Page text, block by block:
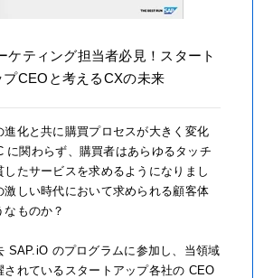
ケティング担当者必見！スタート
プCEOと考えるCXの未来
進化と共に購買プロセスが大きく変化
に関わらず、購買者はあらゆるタッチ
したサービスを求めるようになりまし
激しい時代において求められる顧客体
ものか？
SAP.iO のプログラムに参加し、当領域
されているスタートアップ各社の CEO